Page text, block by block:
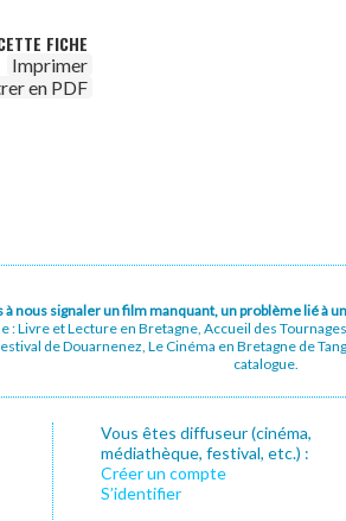
FICHE
Imprimer
en PDF
à nous signaler un film manquant, un problème lié
: Livre et Lecture en Bretagne, Accueil des
de Douarnenez, Le Cinéma en Bretagne de
catalogue.
Vous êtes diffuseur (cinéma,
médiathèque, festival, etc.) :
Créer un compte
S’identifier